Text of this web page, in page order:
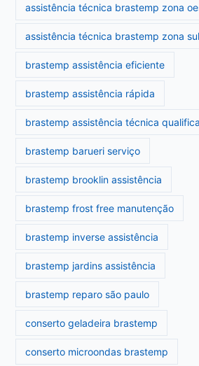
assistência técnica brastemp zona
assistência técnica brastemp zona sul
brastemp assistência eficiente
brastemp assistência rápida
brastemp assistência técnica
brastemp barueri serviço
brastemp brooklin assistência
brastemp frost free manutenção
brastemp inverse assistência
brastemp jardins assistência
brastemp reparo são paulo
conserto geladeira brastemp
conserto microondas brastemp